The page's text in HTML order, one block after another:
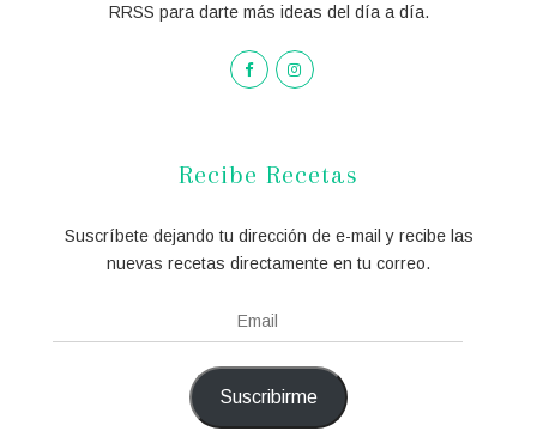
RRSS para darte más ideas del día a día.
Recibe Recetas
Suscríbete dejando tu dirección de e-mail y recibe las
nuevas recetas directamente en tu correo.
Email
Suscribirme